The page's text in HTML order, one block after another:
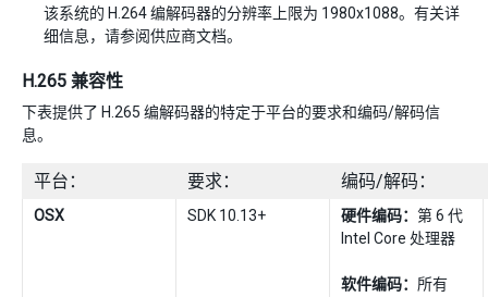
该系统的 H.264 编解码器的分辨率上限为 1980x1088。有关详
细信息，请参阅供应商文档。
H.265 兼容性
下表提供了 H.265 编解码器的特定于平台的要求和编码/解码信
息。
平台： 要求： 编码/解码：
OSX SDK 10.13+ 硬件编码： 第 6 代
Intel Core 处理器
软件编码： 所有